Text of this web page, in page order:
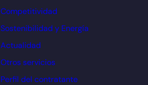
Competitividad
Sostenibilidad y Energía
Actualidad
Otros servicios
Perfil del contratante